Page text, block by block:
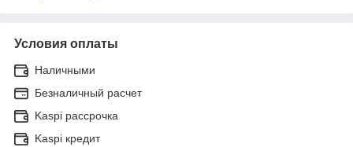
Условия оплаты
Наличными
Безналичный расчет
Kaspi рассрочка
Kaspi кредит